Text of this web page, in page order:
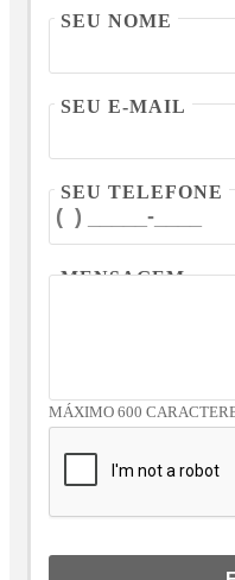
SEU NOME
SEU E-MAIL
SEU TELEFONE
MENSAGEM
MÁXIMO 600